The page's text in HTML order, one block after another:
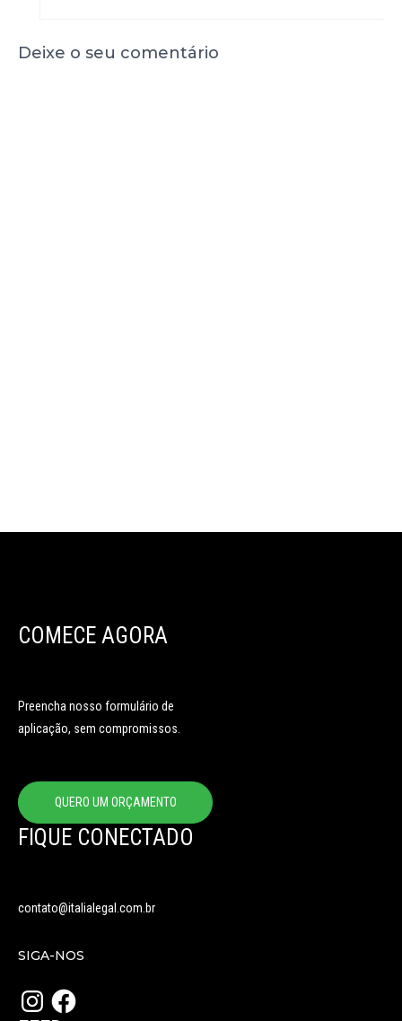
Deixe o seu comentário
COMECE AGORA
Preencha nosso formulário de
aplicação, sem compromissos.
QUERO UM ORÇAMENTO
FIQUE CONECTADO
contato@italialegal.com.br
SIGA-NOS
InstagramFacebook